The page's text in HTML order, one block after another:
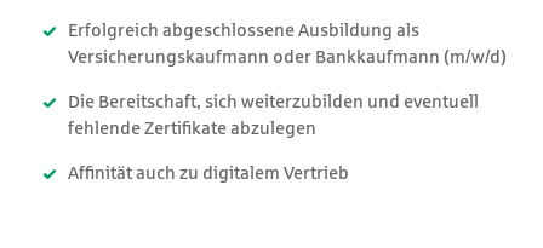
Erfolgreich abgeschlossene Ausbildung als
Versicherungskaufmann oder Bankkaufmann (m/w/d)
Die Bereitschaft, sich weiterzubilden und eventuell
fehlende Zertifikate abzulegen
Affinität auch zu digitalem Vertrieb